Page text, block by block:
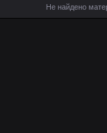
Не найдено